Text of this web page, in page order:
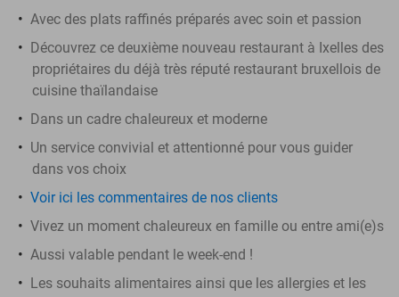
Avec des plats raffinés préparés avec soin et passion
Découvrez ce deuxième nouveau restaurant à Ixelles des
propriétaires du déjà très réputé restaurant bruxellois de
cuisine thaïlandaise
Dans un cadre chaleureux et moderne
Un service convivial et attentionné pour vous guider
dans vos choix
Voir ici les commentaires de nos clients
Vivez un moment chaleureux en famille ou entre ami(e)s
Aussi valable pendant le week-end !
Les souhaits alimentaires ainsi que les allergies et les